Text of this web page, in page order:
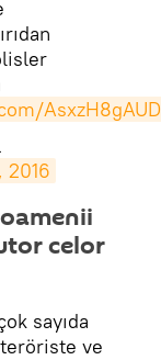
AsxzH8gAUD
2016
celor
sayıda
teröriste ve